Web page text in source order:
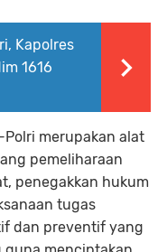
Kapolres
1616
Polri merupakan alat
pemeliharaan
penegakkan hukum
tugas
dan preventif yang